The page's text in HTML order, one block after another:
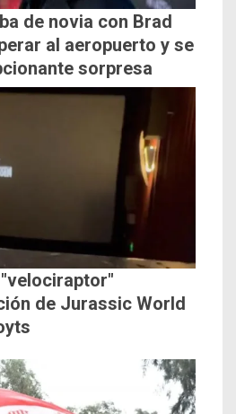
de novia con Brad
al aeropuerto y se
sorpresa
de Jurassic World